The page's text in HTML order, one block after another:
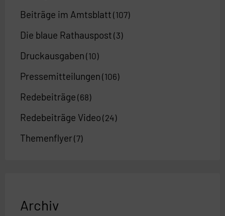
Beiträge im Amtsblatt (107)
Die blaue Rathauspost (3)
Druckausgaben (10)
Pressemitteilungen (106)
Redebeiträge (68)
Redebeiträge Video (24)
Themenflyer(7)
Archiv